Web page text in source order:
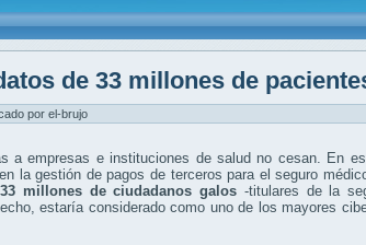
de 33 millones de
por el-brujo
a empresas e instituciones de salud no cesan. En
la gestión de pagos de terceros para el seguro
millones de ciudadanos galos -titulares de la
estaría considerado como uno de los mayores